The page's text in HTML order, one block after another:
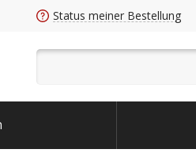
Status meiner Bestellung